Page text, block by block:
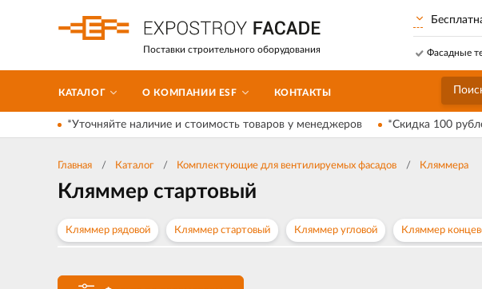
Поставки строительного оборудования Фасадные
КАТАЛОГ О КОМПАНИИ ESF КОНТАКТЫ
*Уточняйте наличие и стоимость товаров у менеджеров *Скидка 100
Главная Каталог Комплектующие для вентилируемых фасадов Кляммера
Кляммер стартовый
Кляммер рядовой Кляммер стартовый Кляммер угловой Кляммер